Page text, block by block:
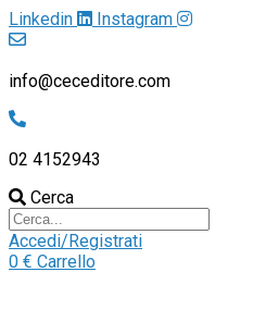
Linkedin Instagram
info@ceceditore.com
02 4152943
Cerca
Accedi/Registrati
0 € Carrello